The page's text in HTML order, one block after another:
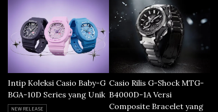
Intip Koleksi Casio Baby-G
BGA-10D Series yang Unik
NEW RELEASE
Casio Rilis G-Shock MTG-
B4000D-1A Versi
Composite Bracelet yang